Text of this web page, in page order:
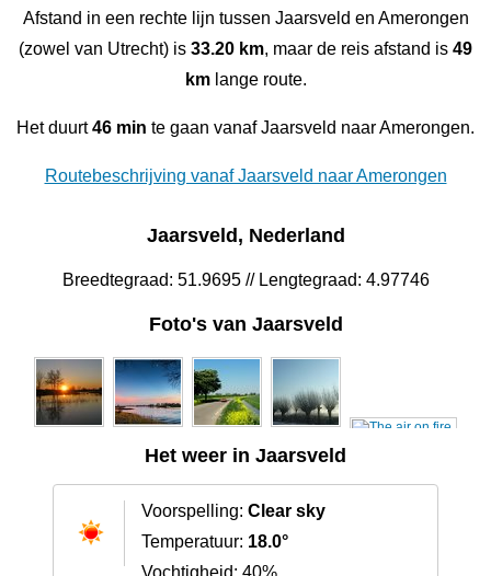
Afstand in een rechte lijn tussen Jaarsveld en Amerongen
(zowel van Utrecht) is 33.20 km, maar de reis afstand is 49
kmlange route.
Het duurt46 min te gaan vanaf Jaarsveld naar Amerongen.
Routebeschrijving vanaf Jaarsveld naar Amerongen
Jaarsveld, Nederland
Breedtegraad: 51.9695 // Lengtegraad: 4.97746
Foto's van Jaarsveld
Het weer in Jaarsveld
Voorspelling: Clear sky
Temperatuur: 18.0°